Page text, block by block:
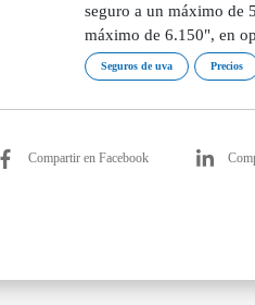
seguro a un máximo de
máximo de 6.150", en
Seguros de uva Precios
Compartir en Facebook